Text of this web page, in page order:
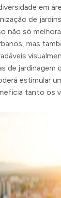
em
de
não só
mas
de jardinagem
estimular
tanto os